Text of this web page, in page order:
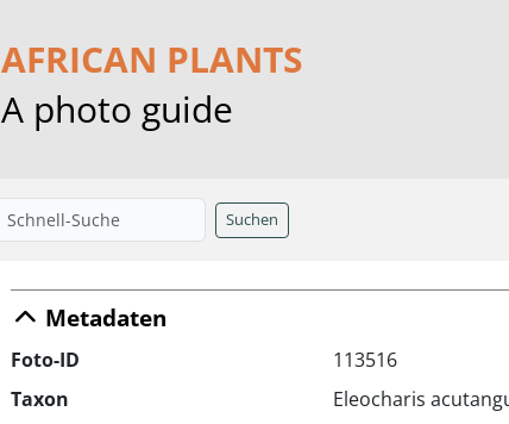
AFRICAN PLANTS
A photo guide
Suchen
Metadaten
Foto-ID
113516
Taxon
Eleocharis